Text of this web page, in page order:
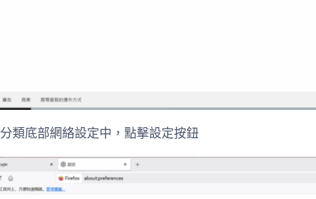
類底部網絡設定中，點擊設定按鈕